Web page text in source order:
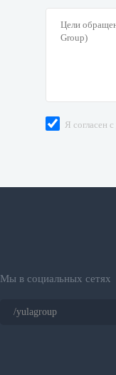
Я согласен с
Мы в социальных сетях
/yulagroup